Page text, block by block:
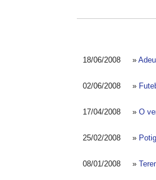
18/06/2008 »
02/06/2008 »
17/04/2008 » O
25/02/2008 »
08/01/2008 »